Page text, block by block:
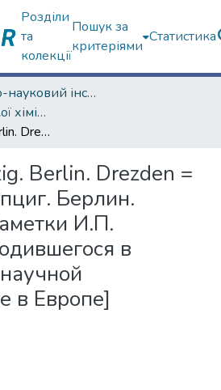
Розділи
та
колекції
Пошук за
критеріями
Статистика
Навчально-науковий інститут Хімії
Із історії харківської хімічної школи
Breslau. Leipzig. Berlin. Drezden = Бреслау. Лейпциг. Берлин. Дрезден : [ Заметки И.П. Осипова, находившегося в заграничной научной командировке в Европе]
Berlin. Drezden =
Берлин.
И.П.
в
в Европе]